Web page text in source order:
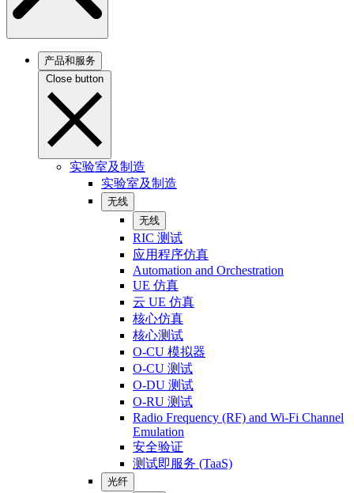
产品和服务
Close button
实验室及制造
实验室及制造
无线
无线
RIC 测试
应用程序仿真
Automation and Orchestration
UE 仿真
云 UE 仿真
核心仿真
核心测试
O-CU 模拟器
O-CU 测试
O-DU 测试
O-RU 测试
Radio Frequency (RF) and Wi-Fi Channel
Emulation
安全验证
测试即服务 (TaaS)
光纤